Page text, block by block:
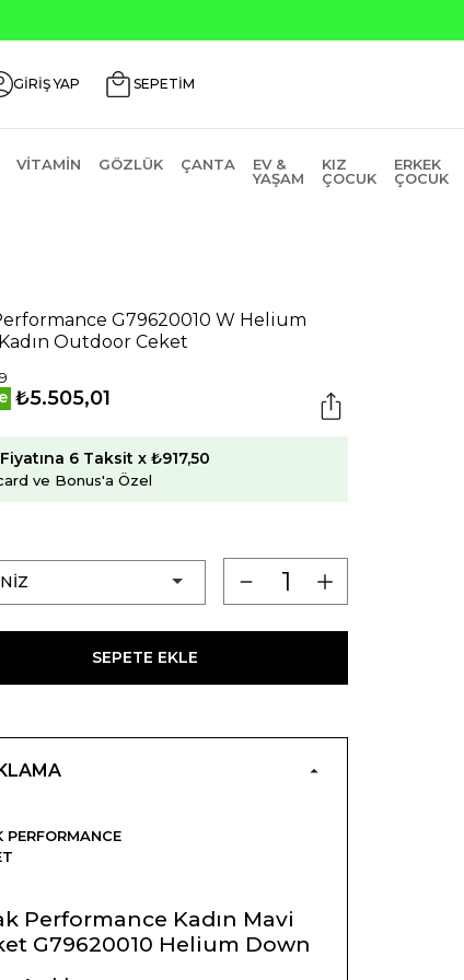
GİRİŞ YAP SEPETİM
VITAMIN GÖZLÜK ÇANTA
EV &
YAŞAM
KIZ
ÇOCUK
ERKEK
ÇOCUK
G79620010 W Helium
Outdoor Ceket
₺5.505,01
6 Taksit x ₺917,50
ve Bonus'a Özel
SEPETE EKLE
PERFORMANCE
Performance Kadın Mavi
G79620010 Helium Down